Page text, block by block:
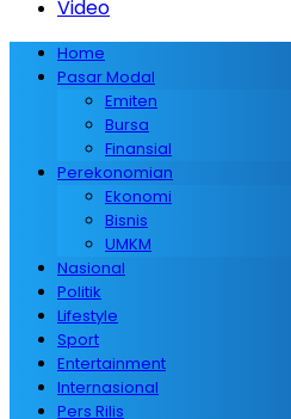
Video
Home
Pasar Modal
Emiten
Bursa
Finansial
Perekonomian
Ekonomi
Bisnis
UMKM
Nasional
Politik
Lifestyle
Sport
Entertainment
Internasional
Pers Rilis